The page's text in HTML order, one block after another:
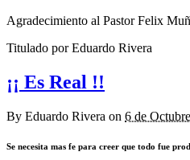
Agradecimiento al Pastor Felix
Titulado por Eduardo Rivera
¡¡ Es Real !!
By Eduardo Rivera on 6 de
Se necesita mas fe para creer que todo fue